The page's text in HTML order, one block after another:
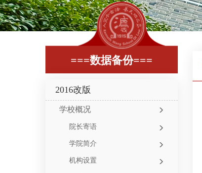
===数据备份===
2016改版
学校概况
院长寄语
学院简介
机构设置